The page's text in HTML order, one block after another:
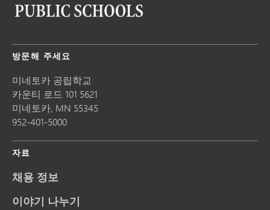
방문해 주세요
미네토카 공립학교
카운티 로드 101 5621
미네토카, MN 55345
952-401-5000
자료
채용 정보
이야기 나누기